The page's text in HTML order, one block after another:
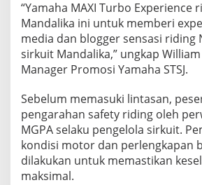
“Yamaha MAXI Turbo Experience
Mandalika ini untuk memberi
media dan blogger sensasi riding
sirkuit Mandalika,” ungkap
Manager Promosi Yamaha STSJ.
Sebelum memasuki lintasan,
pengarahan safety riding oleh
MGPA selaku pengelola sirkuit.
kondisi motor dan perlengkapan
dilakukan untuk memastikan
maksimal.